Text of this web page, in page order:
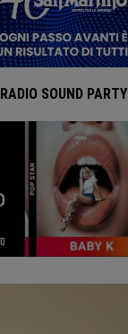
RADIO SOUND PARTY